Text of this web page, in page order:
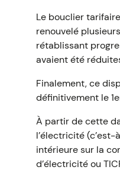
Le bouclier
renouvelé
rétablissant
avaient été
Finalement, ce
définitivement le
À partir de cette
l’électricité (c’est-
intérieure sur la
d’électricité ou